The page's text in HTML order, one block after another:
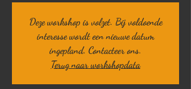
Deze workshop is volzet. Bij voldoende
interesse wordt een nieuwe datum
ingepland. Contacteer ons.
Terug naar workshopdata